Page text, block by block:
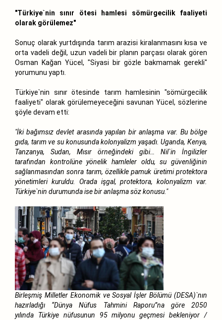
"Türkiye`nin sınır ötesi hamlesi sömürgecilik faaliyeti
olarak görülemez"
Sonuç olarak yurtdışında tarım arazisi kiralanmasını kısa ve
orta vadeli değil, uzun vadeli bir planın parçası olarak gören
Osman Kağan Yücel, "Siyasi bir gözle bakmamak gerekli"
yorumunu yaptı.
Türkiye`nin sınır ötesinde tarım hamlesinin "sömürgecilik
faaliyeti" olarak görülemeyeceğini savunan Yücel, sözlerine
şöyle devam etti:
"İki bağımsız devlet arasında yapılan bir anlaşma var. Bu bölge
gıda, tarım ve su konusunda kolonyalizm yaşadı. Uganda, Kenya,
Tanzanya, Sudan, Mısır örneğindeki gibi… Nil`in İngilizler
tarafından kontrolüne yönelik hamleler oldu, su güvenliğinin
sağlanmasından sonra tarım, özellikle pamuk üretimi protektora
yönetimleri kuruldu. Orada işgal, protektora, kolonyalizm var.
Türkiye`nin durumunda ise bir anlaşma söz konusu."
Birleşmiş Milletler Ekonomik ve Sosyal İşler Bölümü (DESA)`nın
hazırladığı “Dünya Nüfus Tahmini Raporu”na göre 2050
yılında Türkiye nüfusunun 95 milyonu geçmesi bekleniyor /